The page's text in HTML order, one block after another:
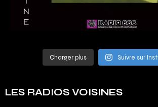
Charger plus Suivre sur
LES RADIOS VOISINES